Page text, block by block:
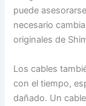
puede
necesario
originales de
Los cables
con el tiempo,
dañado. Un